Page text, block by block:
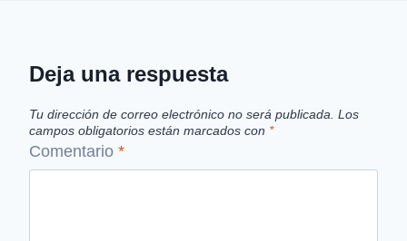
Deja una respuesta
Tu dirección de correo electrónico no será publicada. Los
campos obligatorios están marcados con *
Comentario *